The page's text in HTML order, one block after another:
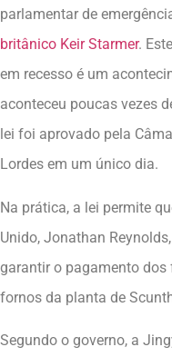
parlamentar de
britânico Keir Starmer.
em recesso é um
aconteceu poucas vezes
lei foi aprovado pela
Lordes em um único dia.
Na prática, a lei permite
Unido, Jonathan
garantir o pagamento
fornos da planta de
Segundo o governo, a